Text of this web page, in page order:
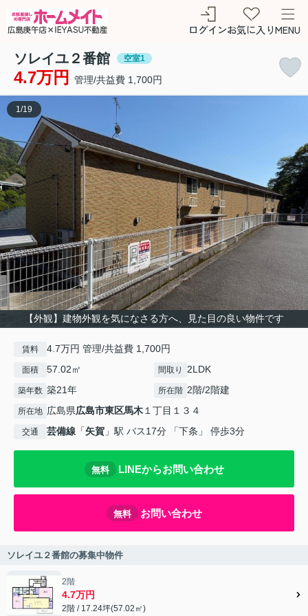
ログインお気に入りMENU
ソレイユ２番館 空室1
4.7万円 管理/共益費 1,700円
【外観】建物外観を気になさる方へ、見た目の良い物件です
1 /19
賃料 4.7万円 管理/共益費 1,700円
面積 57.02㎡ 間取り 2LDK
築年数 築21年 所在階 2階/2階建
所在地 広島県広島市東区馬木 １丁目１３４
交通 芸備線 「矢賀 」駅 バス17分 「下条」 停歩3分
無料 LINEからお問い合わせ
無料 お問い合わせ
ソレイユ２番館の募集中物件
2階
4.7万円
2階 / 17.24坪(57.02㎡)